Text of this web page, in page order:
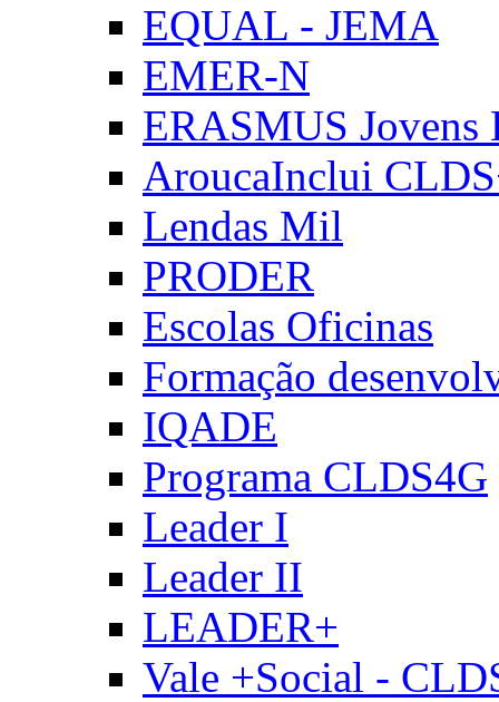
EQUAL - JEMA
EMER-N
ERASMUS Jovens
AroucaInclui
Lendas Mil
PRODER
Escolas Oficinas
Formação
IQADE
Programa CLDS4G
Leader I
Leader II
LEADER+
Vale +Social -